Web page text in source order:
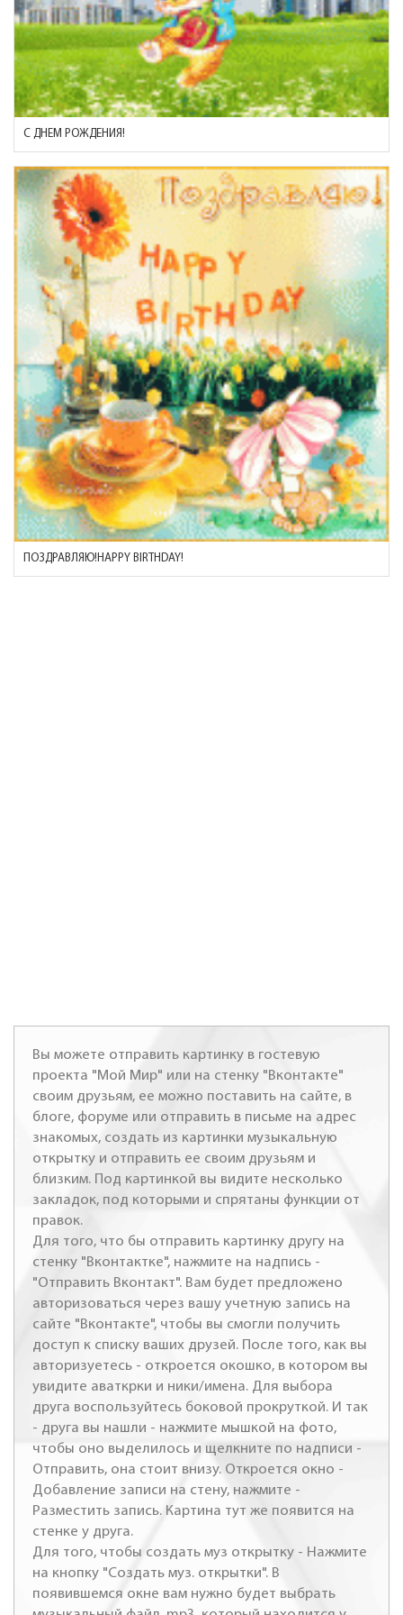
С ДНЕМ РОЖДЕНИЯ!
ПОЗДРАВЛЯЮ!HAPPY BIRTHDAY!
Вы можете отправить картинку в гостевую
проекта "Мой Мир" или на стенку "Вконтакте"
своим друзьям, ее можно поставить на сайте, в
блоге, форуме или отправить в письме на адрес
знакомых, создать из картинки музыкальную
открытку и отправить ее своим друзьям и
близким. Под картинкой вы видите несколько
закладок, под которыми и спрятаны функции от
правок.
Для того, что бы отправить картинку другу на
стенку "Вконтактке", нажмите на надпись -
"Отправить Вконтакт". Вам будет предложено
авторизоваться через вашу учетную запись на
сайте "Вконтакте", чтобы вы смогли получить
доступ к списку ваших друзей. После того, как вы
авторизуетесь - откроется окошко, в котором вы
увидите аваткрки и ники/имена. Для выбора
друга воспользуйтесь боковой прокруткой. И так
- друга вы нашли - нажмите мышкой на фото,
чтобы оно выделилось и щелкните по надписи -
Отправить, она стоит внизу. Откроется окно -
Добавление записи на стену, нажмите -
Разместить запись. Картина тут же появится на
стенке у друга.
Для того, чтобы создать муз открытку - Нажмите
на кнопку "Создать муз. открытки". В
появившемся окне вам нужно будет выбрать